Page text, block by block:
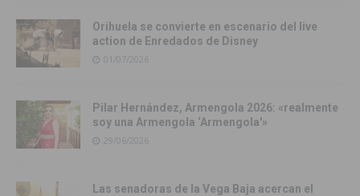
Orihuela se convierte en escenario del live
action de Enredados de Disney
01/07/2026
Pilar Hernández, Armengola 2026: «realmente
soy una Armengola ‘Armengola'»
29/06/2026
Las senadoras de la Vega Baja acercan el